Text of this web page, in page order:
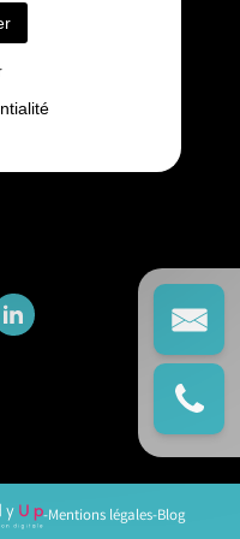
: 9h - 18h
-Mentions légales-Blog